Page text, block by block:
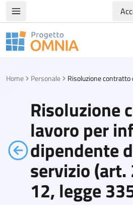
Apri/chiudi menù di navigazione
Progetto Omnia
Home Personale
Risoluzione
lavoro per
dipendente
servizio (art.
12, legge